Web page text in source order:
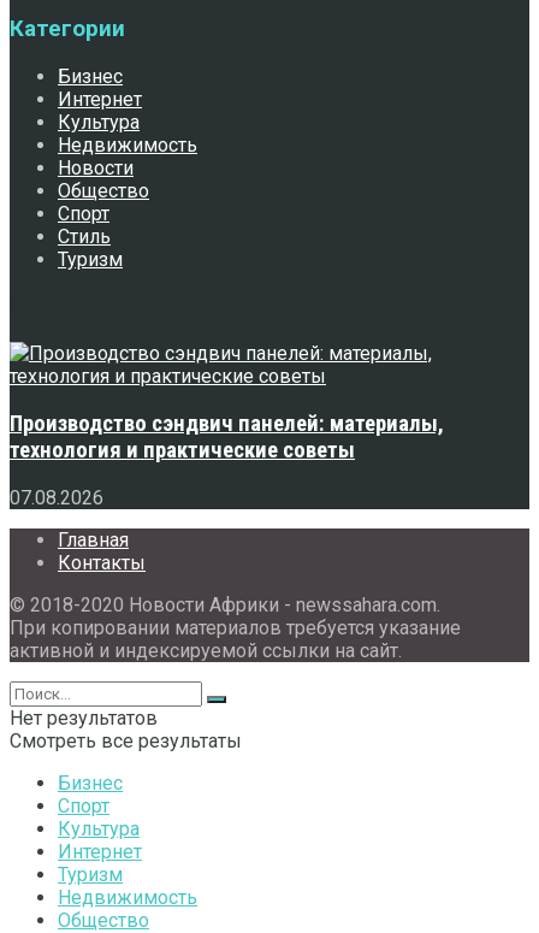
Категории
Бизнес
Интернет
Культура
Недвижимость
Новости
Общество
Спорт
Стиль
Туризм
Производство сэндвич панелей: материалы,
технология и практические советы
07.08.2026
Главная
Контакты
© 2018-2020 Новости Африки - newssahara.com.
При копировании материалов требуется указание
активной и индексируемой ссылки на сайт.
Нет результатов
Смотреть все результаты
Бизнес
Спорт
Культура
Интернет
Туризм
Недвижимость
Общество